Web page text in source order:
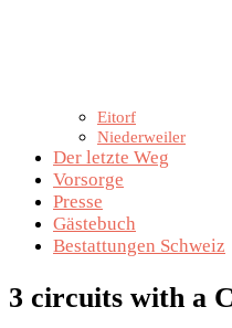
Eitorf
Niederweiler
Der letzte Weg
Vorsorge
Presse
Gästebuch
Bestattungen Schweiz
3 circuits with a